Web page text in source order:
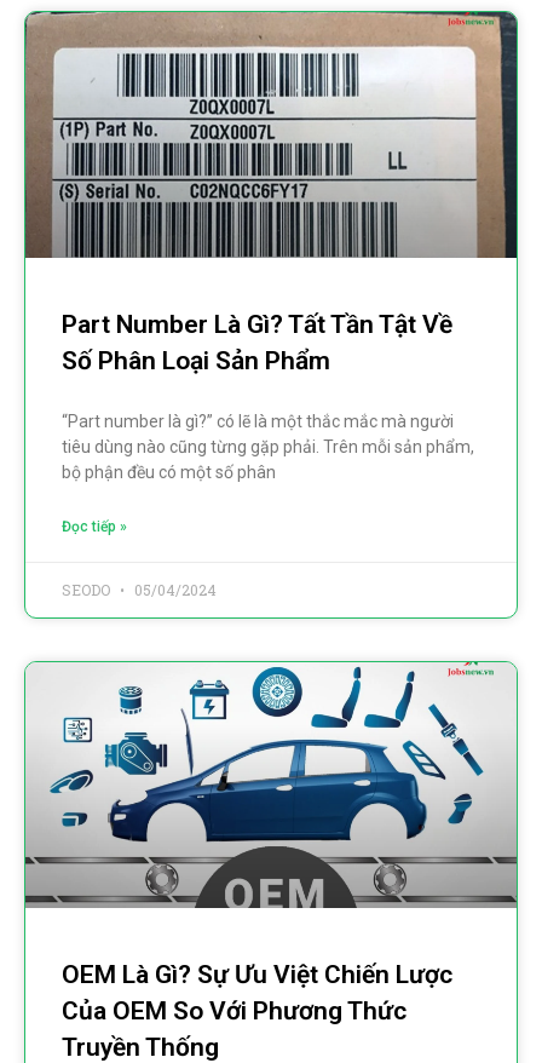
Part Number Là Gì? Tất Tần Tật Về
Số Phân Loại Sản Phẩm
“Part number là gì?” có lẽ là một thắc mắc mà người
tiêu dùng nào cũng từng gặp phải. Trên mỗi sản phẩm,
bộ phận đều có một số phân
Đọc tiếp »
SEODO 05/04/2024
OEM Là Gì? Sự Ưu Việt Chiến Lược
Của OEM So Với Phương Thức
Truyền Thống